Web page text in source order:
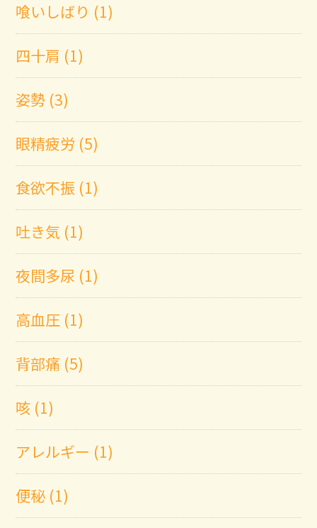
喰いしばり (1)
四十肩 (1)
姿勢 (3)
眼精疲労 (5)
食欲不振 (1)
吐き気 (1)
夜間多尿 (1)
高血圧 (1)
背部痛 (5)
咳 (1)
アレルギー (1)
便秘 (1)